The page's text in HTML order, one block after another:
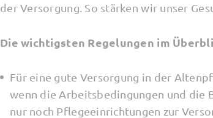
der Versorgung. So stärken wir unser
Die wichtigsten Regelungen im
Für eine gute Versorgung in der
wenn die Arbeitsbedingungen und die
nur noch Pflegeeinrichtungen zur